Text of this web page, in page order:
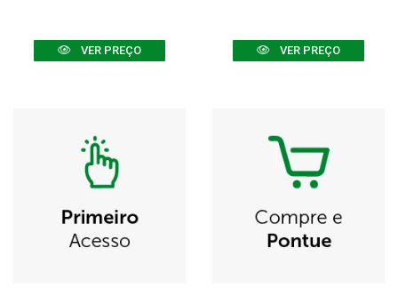
VER PREÇO VER PREÇO